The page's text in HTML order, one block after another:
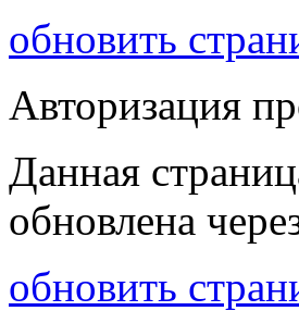
обновить
Авторизация
Данная
обновлена
обновить